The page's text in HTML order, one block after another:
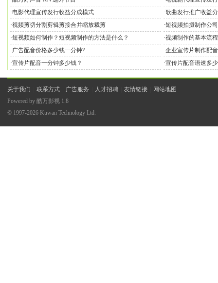
·电影代理宣传发行收益分成模式 ·歌曲发行推广收益
·视频剪切分割剪辑剪接合并缩放裁剪 ·短视频拍摄制作公
·短视频如何制作？短视频制作的方法是什么？ ·视频制作的基本流
·广告配音价格多少钱一分钟? ·企业宣传片制作配
·宣传片配音一分钟多少钱？ ·宣传片配音语速多
关于我们 联系方式 广告服务 人才招聘 友情链接
网站地图
Powered by 酷万影视 1.8
© 1997-2026 Kuwan Technology Ltd.